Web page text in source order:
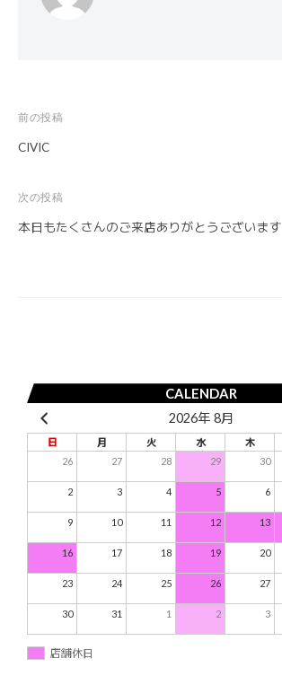
投
稿
ナ
ビ
ン
前の投稿
CIVIC
次の投稿
本日もたくさんのご来店ありがとうございます
CALENDAR
2026年 8月
日 月 火 水 木
26
27 28 29 30
2 3 4 5 6
9 10 11 12 13
16 17 18 19 20
23 24 25 26 27
30 31 1 2 3
店舗休日